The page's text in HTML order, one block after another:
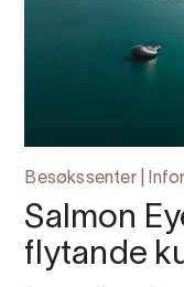
Besøkssenter |
Salmon
flytande